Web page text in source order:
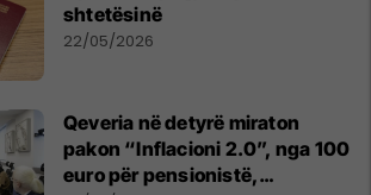
shtetësinë
22/05/2026
Qeveria në detyrë miraton
pakon “Inflacioni 2.0”, nga 100
euro për pensionistë,